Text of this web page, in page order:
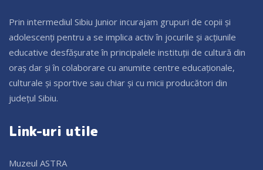
Prin intermediul Sibiu Junior incurajam grupuri de copii și
adolescenți pentru a se implica activ în jocurile și acțiunile
educative desfășurate în principalele instituții de cultură din
oraș dar și în colaborare cu anumite centre educaționale,
culturale și sportive sau chiar și cu micii producători din
județul Sibiu.
Link-uri utile
Muzeul ASTRA